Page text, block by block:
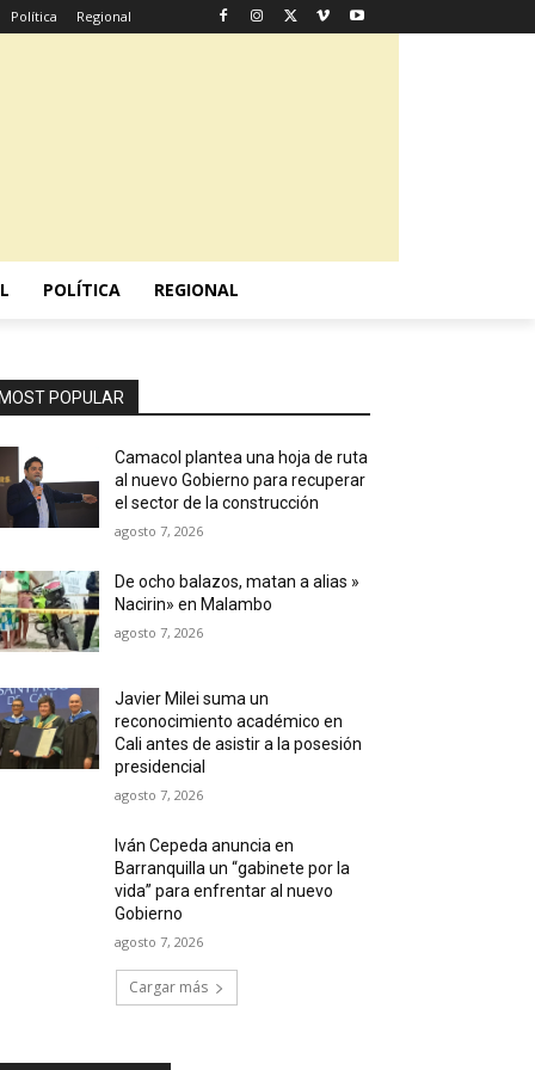
Política Regional
POLÍTICA REGIONAL
MOST POPULAR
Camacol plantea una hoja de ruta
al nuevo Gobierno para recuperar
el sector de la construcción
agosto 7, 2026
De ocho balazos, matan a alias »
Nacirin» en Malambo
agosto 7, 2026
Javier Milei suma un
reconocimiento académico en
Cali antes de asistir a la posesión
presidencial
agosto 7, 2026
Iván Cepeda anuncia en
Barranquilla un “gabinete por la
vida” para enfrentar al nuevo
Gobierno
agosto 7, 2026
Cargar más